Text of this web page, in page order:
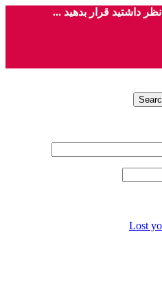
داشتید قرار بدهید ...
Lost